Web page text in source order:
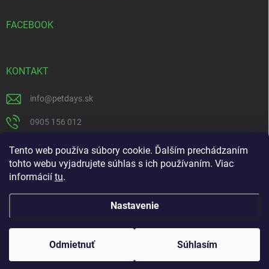
Tento web používa súbory cookie. Ďalším prechádzaním
tohto webu vyjadrujete súhlas s ich používaním. Viac
informácií tu.
Nastavenie
Odmietnuť Súhlasím
Kliešťová sezóna je tu – chráňte svojho miláčika včas.
FACEBOOK
KONTAKT
info@petdays.sk
0905 156 012
PetDays
Vytvoril Shoptet
Copyright 2026 . Všetky práva vyhradené.